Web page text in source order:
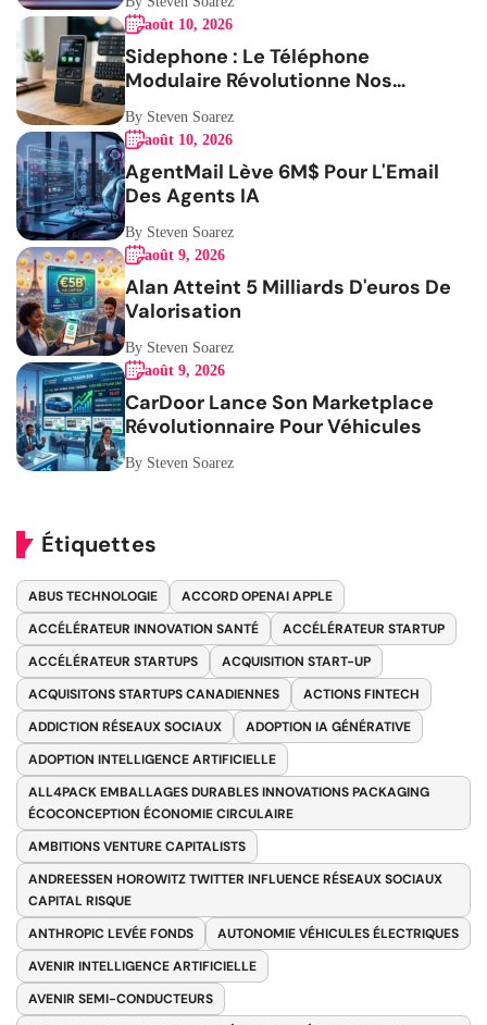
août 10, 2026
Sidephone : Le Téléphone
Modulaire Révolutionne Nos
Habitudes
By Steven Soarez
août 10, 2026
AgentMail Lève 6M$ Pour L'Email
Des Agents IA
By Steven Soarez
août 9, 2026
Alan Atteint 5 Milliards D'euros De
Valorisation
By Steven Soarez
août 9, 2026
CarDoor Lance Son Marketplace
Révolutionnaire Pour Véhicules
By Steven Soarez
Étiquettes
ABUS TECHNOLOGIE
ACCORD OPENAI APPLE
ACCÉLÉRATEUR INNOVATION SANTÉ
ACCÉLÉRATEUR STARTUP
ACCÉLÉRATEUR STARTUPS
ACQUISITION START-UP
ACQUISITONS STARTUPS CANADIENNES
ACTIONS FINTECH
ADDICTION RÉSEAUX SOCIAUX
ADOPTION IA GÉNÉRATIVE
ADOPTION INTELLIGENCE ARTIFICIELLE
ALL4PACK EMBALLAGES DURABLES INNOVATIONS PACKAGING
ÉCOCONCEPTION ÉCONOMIE CIRCULAIRE
AMBITIONS VENTURE CAPITALISTS
ANDREESSEN HOROWITZ TWITTER INFLUENCE RÉSEAUX SOCIAUX
CAPITAL RISQUE
ANTHROPIC LEVÉE FONDS
AUTONOMIE VÉHICULES ÉLECTRIQUES
AVENIR INTELLIGENCE ARTIFICIELLE
AVENIR SEMI-CONDUCTEURS